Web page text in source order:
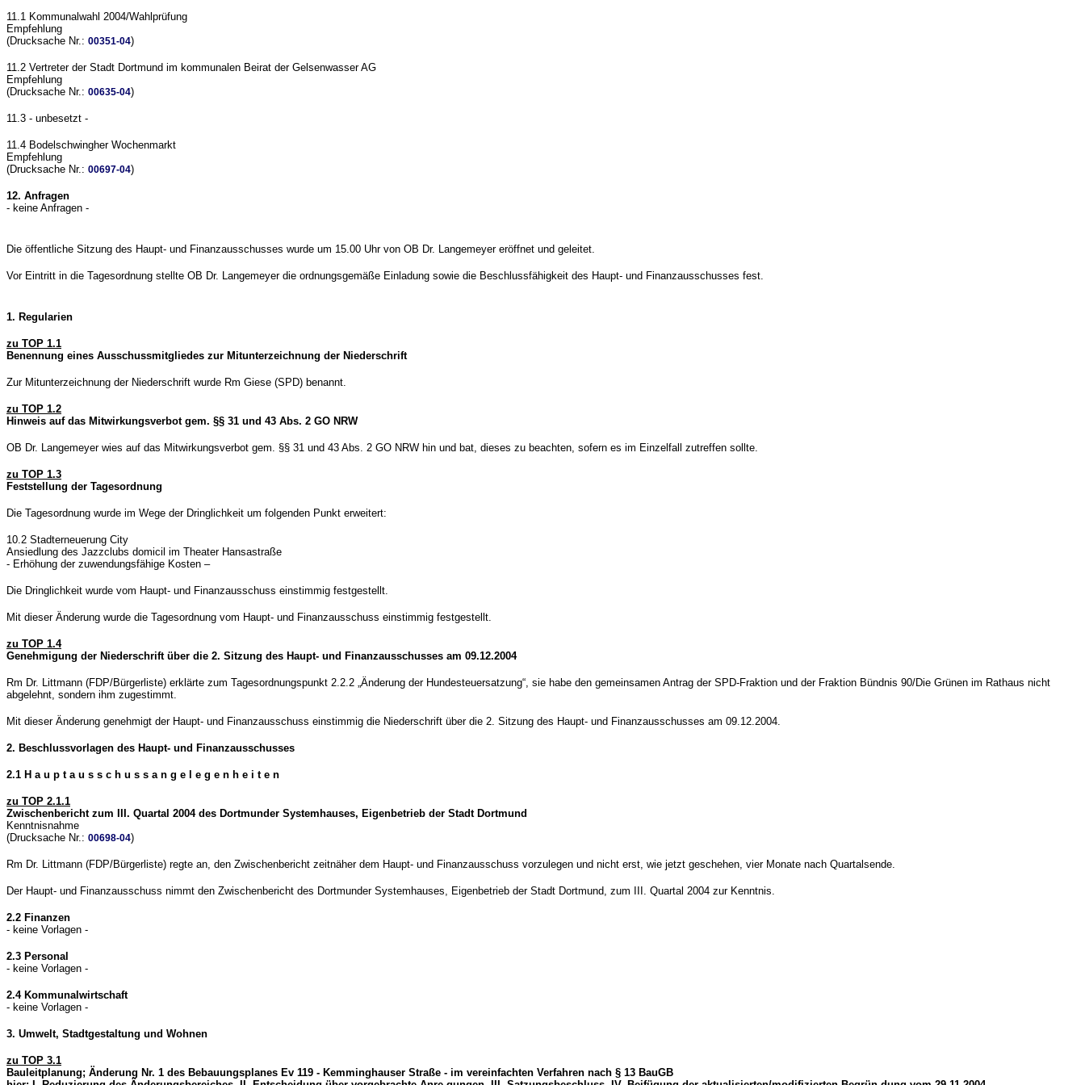
11.1 Kommunalwahl 2004/Wahlprüfung
Empfehlung
(Drucksache Nr.: 00351-04)
11.2 Vertreter der Stadt Dortmund im kommunalen Beirat der Gelsenwasser AG
Empfehlung
(Drucksache Nr.: 00635-04)
11.3 - unbesetzt -
11.4 Bodelschwingher Wochenmarkt
Empfehlung
(Drucksache Nr.: 00697-04)
12. Anfragen
- keine Anfragen -
Die öffentliche Sitzung des Haupt- und Finanzausschusses wurde um 15.00 Uhr von OB Dr. Langemeyer eröffnet und geleitet.
Vor Eintritt in die Tagesordnung stellte OB Dr. Langemeyer die ordnungsgemäße Einladung sowie die Beschlussfähigkeit des Haupt- und Finanzausschusses fest.
1. Regularien
zu TOP 1.1
Benennung eines Ausschussmitgliedes zur Mitunterzeichnung der Niederschrift
Zur Mitunterzeichnung der Niederschrift wurde Rm Giese (SPD) benannt.
zu TOP 1.2
Hinweis auf das Mitwirkungsverbot gem. §§ 31 und 43 Abs. 2 GO NRW
OB Dr. Langemeyer wies auf das Mitwirkungsverbot gem. §§ 31 und 43 Abs. 2 GO NRW hin und bat, dieses zu beachten, sofern es im Einzelfall zutreffen sollte.
zu TOP 1.3
Feststellung der Tagesordnung
Die Tagesordnung wurde im Wege der Dringlichkeit um folgenden Punkt erweitert:
10.2 Stadterneuerung City
Ansiedlung des Jazzclubs domicil im Theater Hansastraße
- Erhöhung der zuwendungsfähige Kosten –
Die Dringlichkeit wurde vom Haupt- und Finanzausschuss einstimmig festgestellt.
Mit dieser Änderung wurde die Tagesordnung vom Haupt- und Finanzausschuss einstimmig festgestellt.
zu TOP 1.4
Genehmigung der Niederschrift über die 2. Sitzung des Haupt- und Finanzausschusses am 09.12.2004
Rm Dr. Littmann (FDP/Bürgerliste) erklärte zum Tagesordnungspunkt 2.2.2 „Änderung der Hundesteuersatzung“, sie habe den gemeinsamen Antrag der SPD-Fraktion und der Fraktion Bündnis 90/Die Grünen im Rathaus nicht
abgelehnt, sondern ihm zugestimmt.
Mit dieser Änderung genehmigt der Haupt- und Finanzausschuss einstimmig die Niederschrift über die 2. Sitzung des Haupt- und Finanzausschusses am 09.12.2004.
2. Beschlussvorlagen des Haupt- und Finanzausschusses
2.1 H a u p t a u s s c h u s s a n g e l e g e n h e i t e n
zu TOP 2.1.1
Zwischenbericht zum III. Quartal 2004 des Dortmunder Systemhauses, Eigenbetrieb der Stadt Dortmund
Kenntnisnahme
(Drucksache Nr.: 00698-04)
Rm Dr. Littmann (FDP/Bürgerliste) regte an, den Zwischenbericht zeitnäher dem Haupt- und Finanzausschuss vorzulegen und nicht erst, wie jetzt geschehen, vier Monate nach Quartalsende.
Der Haupt- und Finanzausschuss nimmt den Zwischenbericht des Dortmunder Systemhauses, Eigenbetrieb der Stadt Dortmund, zum III. Quartal 2004 zur Kenntnis.
2.2 Finanzen
- keine Vorlagen -
2.3 Personal
- keine Vorlagen -
2.4 Kommunalwirtschaft
- keine Vorlagen -
3. Umwelt, Stadtgestaltung und Wohnen
zu TOP 3.1
Bauleitplanung; Änderung Nr. 1 des Bebauungsplanes Ev 119 - Kemminghauser Straße - im vereinfachten Verfahren nach § 13 BauGB